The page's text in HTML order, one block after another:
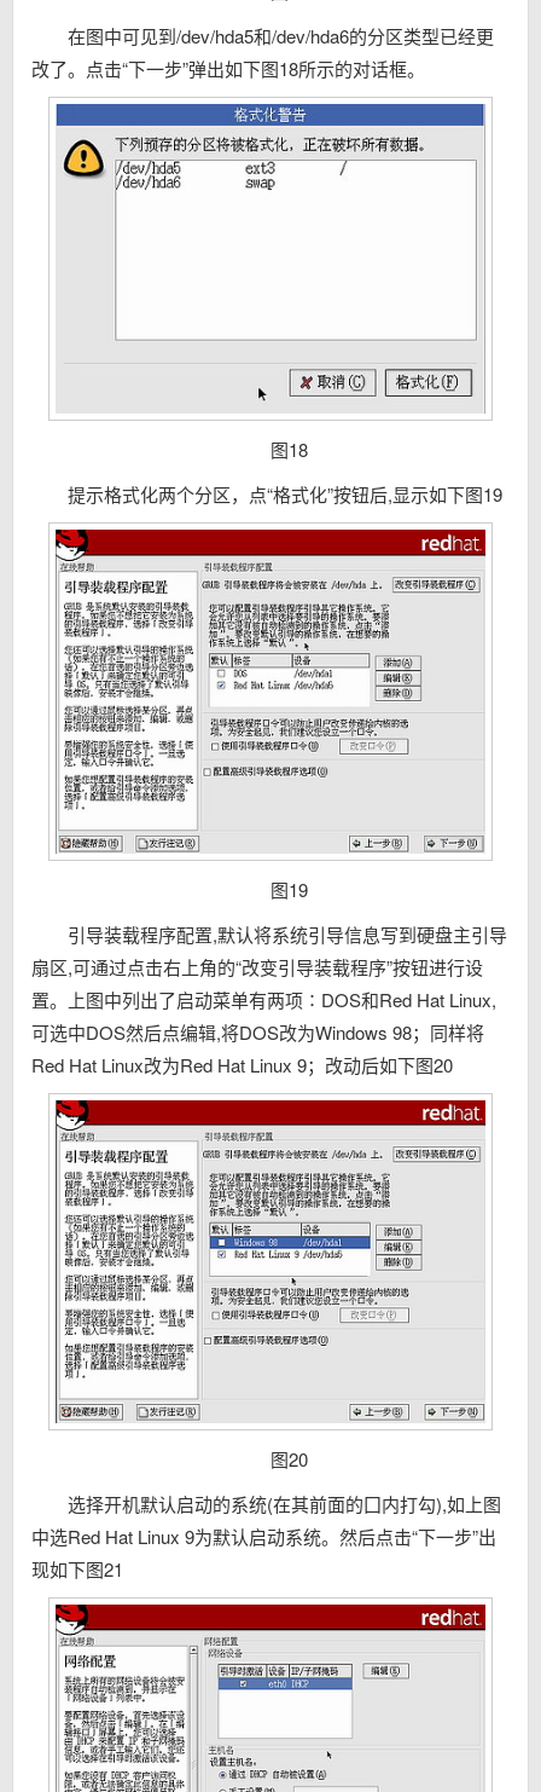
在图中可见到/dev/hda5和/dev/hda6的分区类型已经更
改了。点击“下一步”弹出如下图18所示的对话框。
图18
提示格式化两个分区，点“格式化”按钮后,显示如下图19
图19
引导装载程序配置,默认将系统引导信息写到硬盘主引导
扇区,可通过点击右上角的“改变引导装载程序”按钮进行设
置。上图中列出了启动菜单有两项∶DOS和Red Hat Linux,
可选中DOS然后点编辑,将DOS改为Windows 98；同样将
Red Hat Linux改为Red Hat Linux 9；改动后如下图20
图20
选择开机默认启动的系统(在其前面的囗内打勾),如上图
中选Red Hat Linux 9为默认启动系统。然后点击“下一步”出
现如下图21